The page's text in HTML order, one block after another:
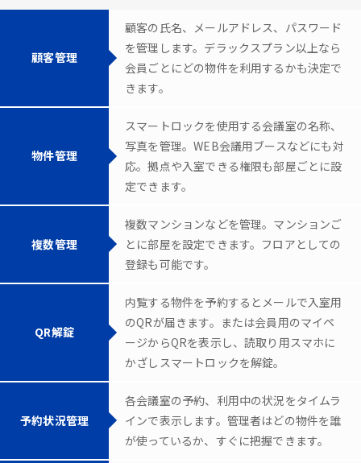
顧客管理
顧客の氏名、メールアドレス、パスワード
を管理します。デラックスプラン以上なら
会員ごとにどの物件を利用するかも決定で
きます。
物件管理
スマートロックを使用する会議室の名称、
写真を管理。WEB会議用ブースなどにも対
応。拠点や入室できる権限も部屋ごとに設
定できます。
複数管理
複数マンションなどを管理。マンションご
とに部屋を設定できます。フロアとしての
登録も可能です。
QR解錠
内覧する物件を予約するとメールで入室用
のQRが届きます。または会員用のマイペ
ージからQRを表示し、読取り用スマホに
かざしスマートロックを解錠。
予約状況管理
各会議室の予約、利用中の状況をタイムラ
インで表示します。管理者はどの物件を誰
が使っているか、すぐに把握できます。